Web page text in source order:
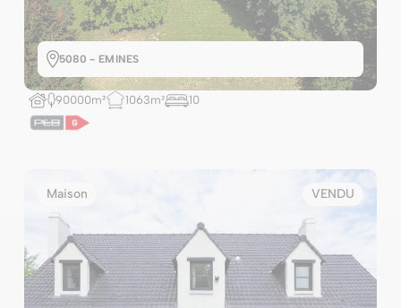
5080 - EMINES
90000m² 1063m² 10
Maison VENDU